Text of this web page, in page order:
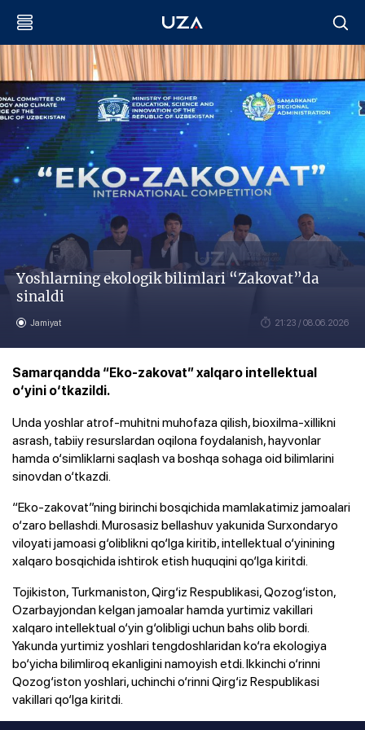
Yoshlarning ekologik bilimlari “Zakovat”da
sinaldi
Jamiyat 21:23 / 08.06.2026
Samarqandda “Eko-zakovat” xalqaro intellektual
o‘yini o‘tkazildi.
Unda yoshlar atrof-muhitni muhofaza qilish, bioxilma-xillikni
asrash, tabiiy resurslardan oqilona foydalanish, hayvonlar
hamda o‘simliklarni saqlash va boshqa sohaga oid bilimlarini
sinovdan o‘tkazdi.
“Eko-zakovat”ning birinchi bosqichida mamlakatimiz jamoalari
o‘zaro bellashdi. Murosasiz bellashuv yakunida Surxondaryo
viloyati jamoasi g‘oliblikni qo‘lga kiritib, intellektual o‘yinining
xalqaro bosqichida ishtirok etish huquqini qo‘lga kiritdi.
Tojikiston, Turkmaniston, Qirg‘iz Respublikasi, Qozog‘iston,
Ozarbayjondan kelgan jamoalar hamda yurtimiz vakillari
xalqaro intellektual o‘yin g‘olibligi uchun bahs olib bordi.
Yakunda yurtimiz yoshlari tengdoshlaridan ko‘ra ekologiya
bo‘yicha bilimliroq ekanligini namoyish etdi. Ikkinchi o‘rinni
Qozog‘iston yoshlari, uchinchi o‘rinni Qirg‘iz Respublikasi
vakillari qo‘lga kiritdi.